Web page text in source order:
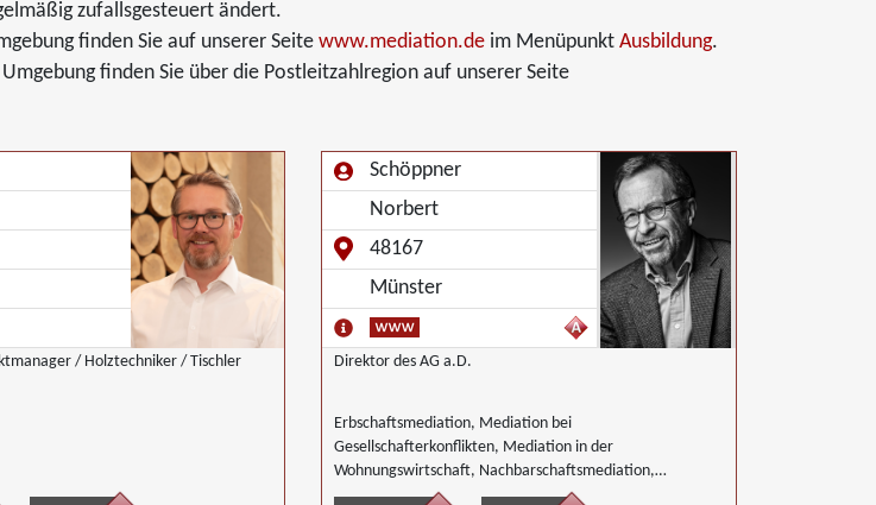
zufallsgesteuert ändert.
finden Sie auf unserer Seite www.mediation.de im Menüpunkt Ausbildung.
finden Sie über die Postleitzahlregion auf unserer Seite
/ Holztechniker / Tischler
Schöppner
Norbert
48167
Münster
Direktor des AG a.D.
Erbschaftsmediation, Mediation bei
Gesellschafterkonflikten, Mediation in der
Wohnungswirtschaft, Nachbarschaftsmediation,
Landwirtschaft Forstwirtschaft Agrar,